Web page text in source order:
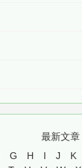
最新文章
G H I J K